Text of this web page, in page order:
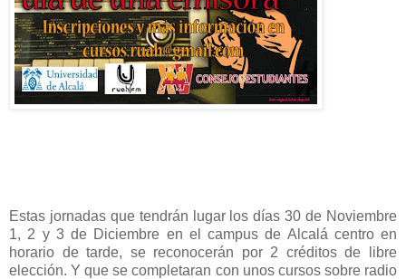
Estas jornadas que tendrán lugar los días 30 de Noviembre
1, 2 y 3 de Diciembre en el campus de Alcalá centro en
horario de tarde, se reconocerán por 2 créditos de libre
elección. Y que se completaran con unos cursos sobre radio